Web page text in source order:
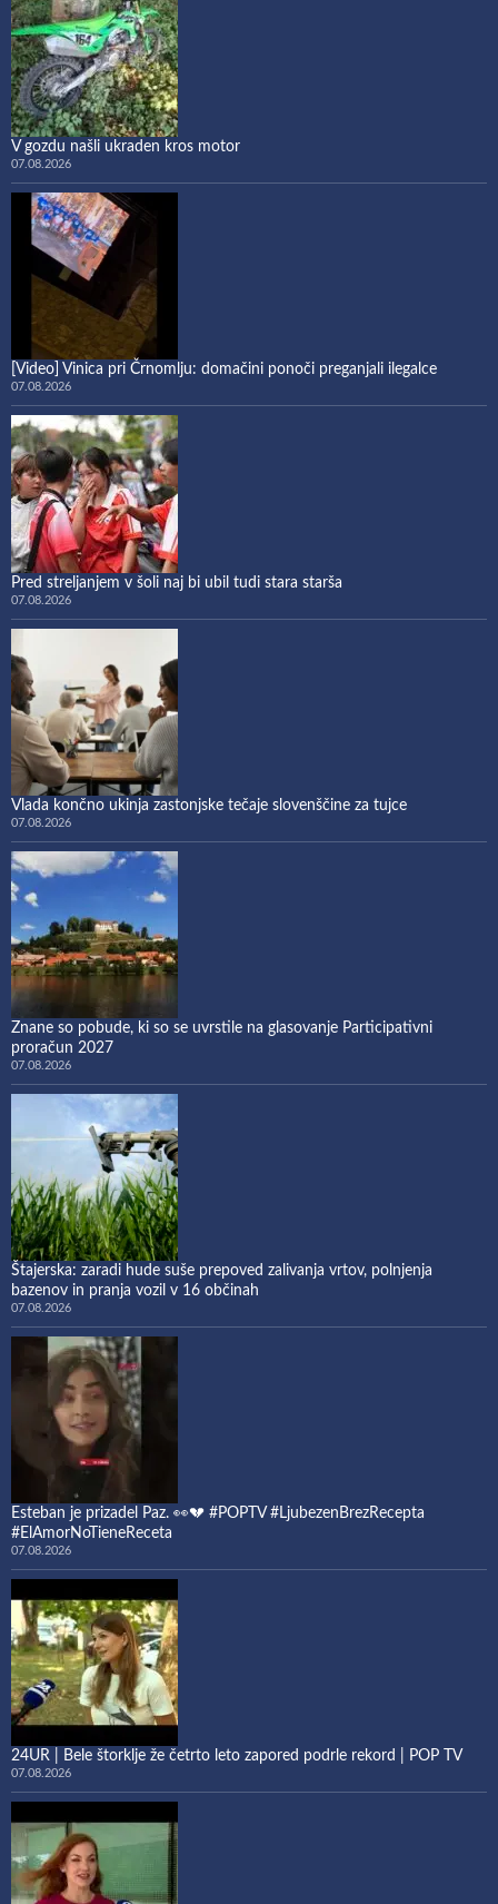
V gozdu našli ukraden kros motor
07.08.2026
[Video] Vinica pri Črnomlju: domačini ponoči preganjali ilegalce
07.08.2026
Pred streljanjem v šoli naj bi ubil tudi stara starša
07.08.2026
Vlada končno ukinja zastonjske tečaje slovenščine za tujce
07.08.2026
Znane so pobude, ki so se uvrstile na glasovanje Participativni
proračun 2027
07.08.2026
Štajerska: zaradi hude suše prepoved zalivanja vrtov, polnjenja
bazenov in pranja vozil v 16 občinah
07.08.2026
Esteban je prizadel Paz. 👀💔 #POPTV #LjubezenBrezRecepta
#ElAmorNoTieneReceta
07.08.2026
24UR | Bele štorklje že četrto leto zapored podrle rekord | POP TV
07.08.2026